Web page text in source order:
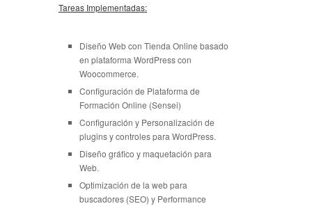
Tareas Implementadas:
Diseño Web con Tienda Online basado
en plataforma WordPress con
Woocommerce.
Configuración de Plataforma de
Formación Online (Sensei)
Configuración y Personalización de
plugins y controles para WordPress.
Diseño gráfico y maquetación para
Web.
Optimización de la web para
buscadores (SEO) y Performance